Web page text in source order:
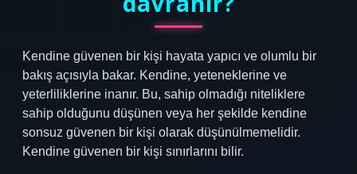
Kendine güvenen bir kişi hayata yapıcı ve olumlu bir
bakış açısıyla bakar. Kendine, yeteneklerine ve
yeterliliklerine inanır. Bu, sahip olmadığı niteliklere
sahip olduğunu düşünen veya her şekilde kendine
sonsuz güvenen bir kişi olarak düşünülmemelidir.
Kendine güvenen bir kişi sınırlarını bilir.